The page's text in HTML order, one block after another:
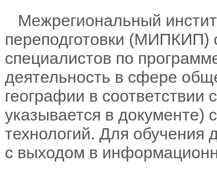
Межрегиональный
переподготовки (МИПКИП)
специалистов по
деятельность в сфере
географии в
указывается в
технологий. Для обучения
с выходом в